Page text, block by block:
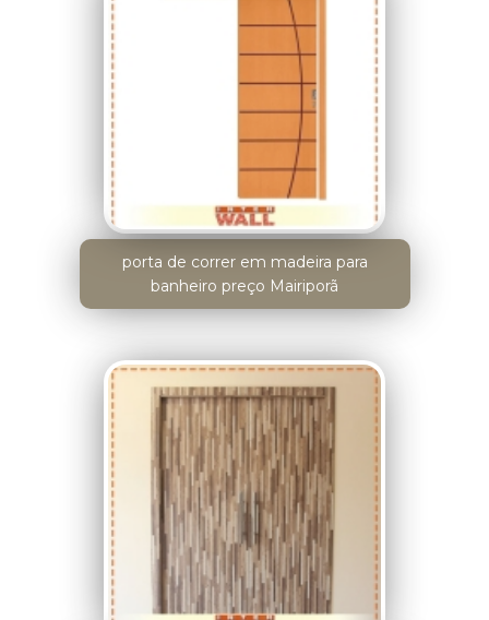
porta de correr em madeira para
banheiro preço Mairiporã